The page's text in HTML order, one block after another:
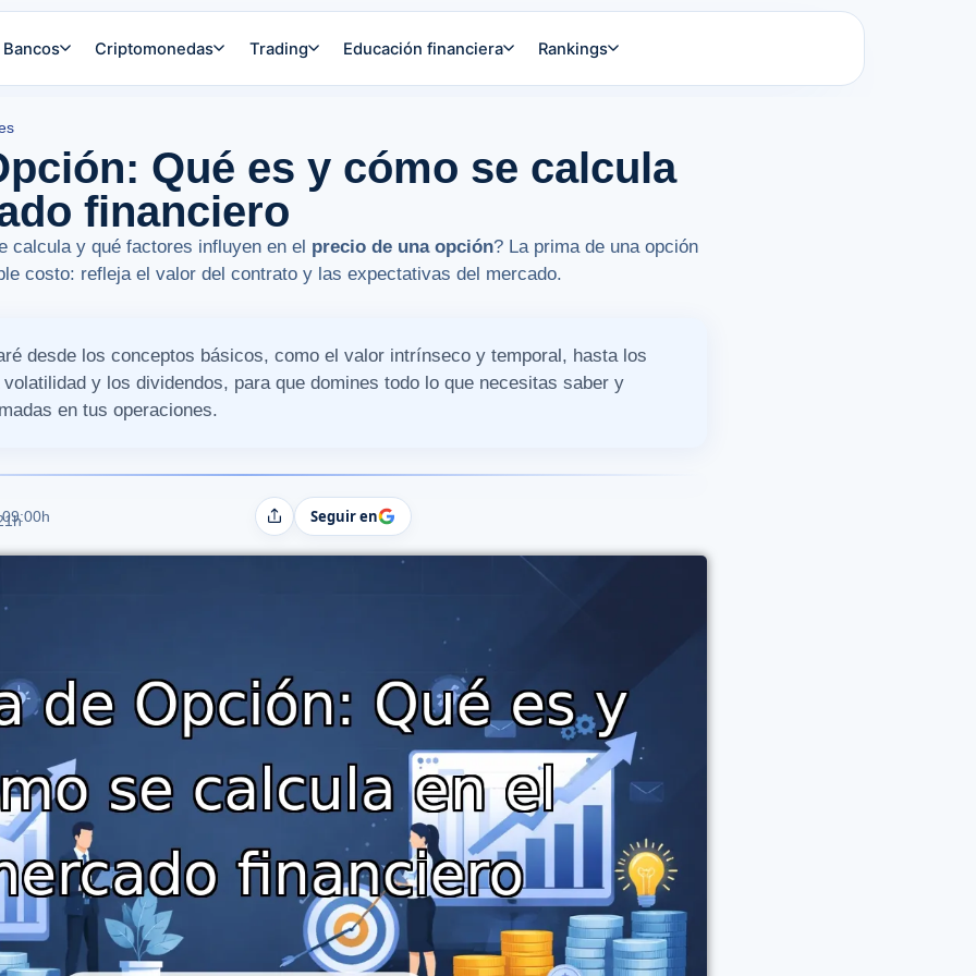
Bancos Criptomonedas Trading Educación financiera Rankings
Qué es y cómo se calcula
financiero
calcula y qué factores influyen en el precio de una opción? La prima de una opción
costo: refleja el valor del contrato y las expectativas del mercado.
desde los conceptos básicos, como el valor intrínseco y temporal, hasta los
y los dividendos, para que domines todo lo que necesitas saber y
en tus operaciones.
CompartirSeguir en